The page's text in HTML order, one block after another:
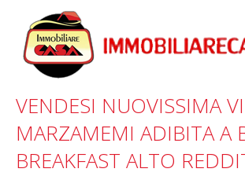
Immobili
Immobili In Vendita
Immobili In Affitto
Immobili Commerciali
Chi Siamo
La Nostra Storia
Staff
Servizi
Mutui
Blog
VENDESI NUOVISSIMA
MARZAMEMI ADIBITA A
BREAKFAST ALTO